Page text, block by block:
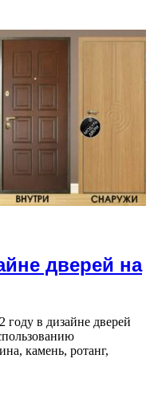
дверей на
году в дизайне дверей
камень, ротанг,